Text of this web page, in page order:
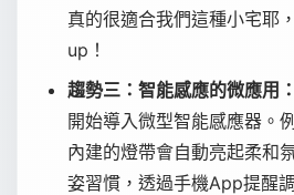
真的很適合我們這種小宅耶
up！
趨勢三：智能感應的微應用：
開始導入微型智能感應器。
內建的燈帶會自動亮起柔和
姿習慣，透過手機App提醒